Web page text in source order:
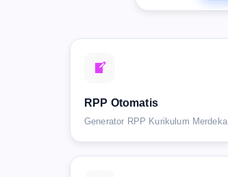
RPP Otomatis
Generator RPP Kurikulum Merdeka.